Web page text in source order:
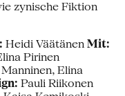
zynische Fiktion
Heidi Väätänen Mit:
Pirinen
Elina
Pauli Riikonen